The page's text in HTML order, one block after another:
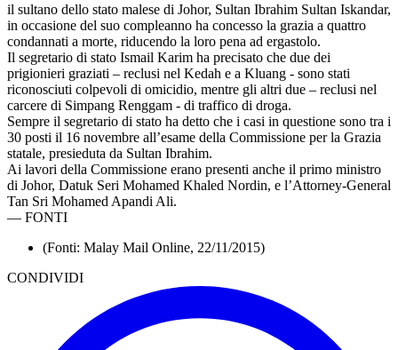
il sultano dello stato malese di Johor, Sultan Ibrahim Sultan Iskandar,
in occasione del suo compleanno ha concesso la grazia a quattro
condannati a morte, riducendo la loro pena ad ergastolo.
Il segretario di stato Ismail Karim ha precisato che due dei
prigionieri graziati – reclusi nel Kedah e a Kluang - sono stati
riconosciuti colpevoli di omicidio, mentre gli altri due – reclusi nel
carcere di Simpang Renggam - di traffico di droga.
Sempre il segretario di stato ha detto che i casi in questione sono tra i
30 posti il 16 novembre all’esame della Commissione per la Grazia
statale, presieduta da Sultan Ibrahim.
Ai lavori della Commissione erano presenti anche il primo ministro
di Johor, Datuk Seri Mohamed Khaled Nordin, e l’Attorney-General
Tan Sri Mohamed Apandi Ali.
— FONTI
(Fonti: Malay Mail Online, 22/11/2015)
CONDIVIDI